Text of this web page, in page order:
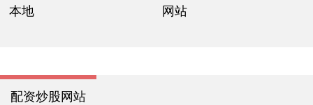
本地 网站
配资炒股网站